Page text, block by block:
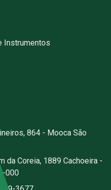
Instrumentos
864 - Mooca São
da Coreia, 1889 Cachoeira -
000